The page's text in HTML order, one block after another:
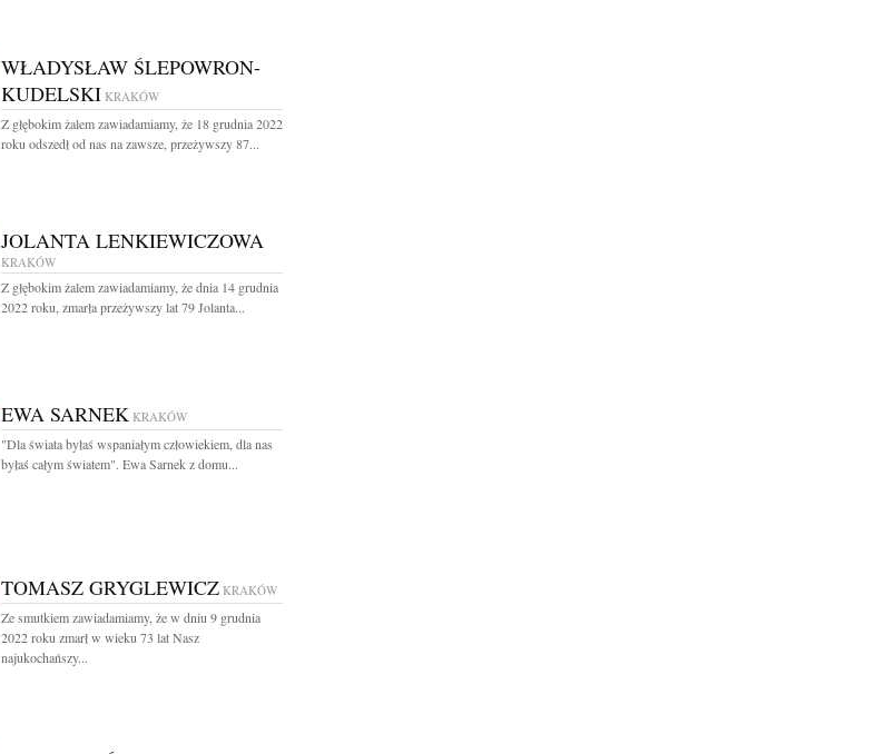
WŁADYSŁAW ŚLEPOWRON-
KUDELSKI KRAKÓW
Z głębokim żalem zawiadamiamy, że 18 grudnia 2022
roku odszedł od nas na zawsze, przeżywszy 87...
JOLANTA LENKIEWICZOWA
KRAKÓW
Z głębokim żalem zawiadamiamy, że dnia 14 grudnia
2022 roku, zmarła przeżywszy lat 79 Jolanta...
EWA SARNEK KRAKÓW
"Dla świata byłaś wspaniałym człowiekiem, dla nas
byłaś całym światem". Ewa Sarnek z domu...
TOMASZ GRYGLEWICZ KRAKÓW
Ze smutkiem zawiadamiamy, że w dniu 9 grudnia
2022 roku zmarł w wieku 73 lat Nasz
najukochańszy...